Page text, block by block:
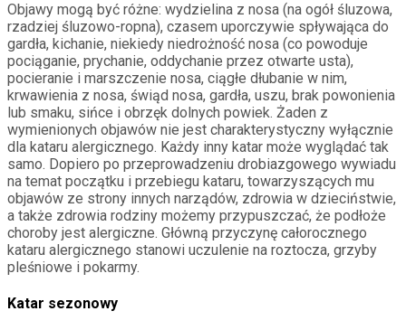
Objawy mogą być różne: wydzielina z nosa (na ogół śluzowa,
rzadziej śluzowo-ropna), czasem uporczywie spływająca do
gardła, kichanie, niekiedy niedrożność nosa (co powoduje
pociąganie, prychanie, oddychanie przez otwarte usta),
pocieranie i marszczenie nosa, ciągłe dłubanie w nim,
krwawienia z nosa, świąd nosa, gardła, uszu, brak powonienia
lub smaku, sińce i obrzęk dolnych powiek. Żaden z
wymienionych objawów nie jest charakterystyczny wyłącznie
dla kataru alergicznego. Każdy inny katar może wyglądać tak
samo. Dopiero po przeprowadzeniu drobiazgowego wywiadu
na temat początku i przebiegu kataru, towarzyszących mu
objawów ze strony innych narządów, zdrowia w dzieciństwie,
a także zdrowia rodziny możemy przypuszczać, że podłoże
choroby jest alergiczne. Główną przyczynę całorocznego
kataru alergicznego stanowi uczulenie na roztocza, grzyby
pleśniowe i pokarmy.
Katar sezonowy